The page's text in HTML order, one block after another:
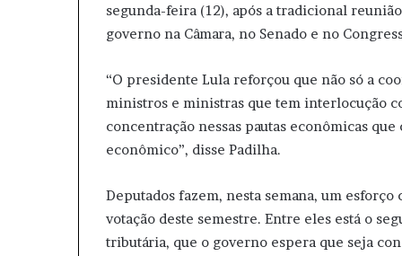
segunda-feira (12), após a tradicional
governo na Câmara, no Senado e no
“O presidente Lula reforçou que não só a
ministros e ministras que tem interlocução
concentração nessas pautas econômicas
econômico”, disse Padilha.
Deputados fazem, nesta semana, um
votação deste semestre. Entre eles está o
tributária, que o governo espera que seja